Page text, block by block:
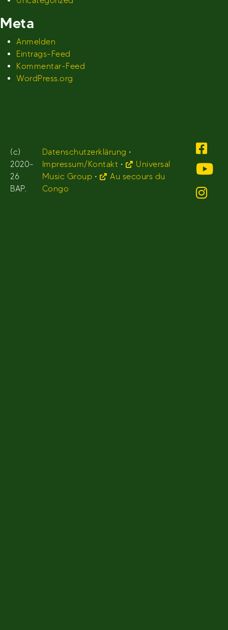
Meta
Anmelden
Eintrags-Feed
Kommentar-Feed
WordPress.org
(c)
2020-
26
BAP.
Datenschutzerklärung •
Impressum/Kontakt •
Universal
Music Group •
Au secours du
Congo